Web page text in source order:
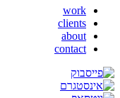
work
clients
about
contact